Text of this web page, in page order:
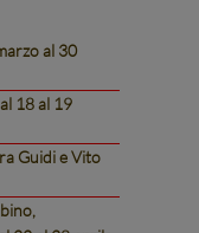
al 30
18 al 19
Guidi e Vito